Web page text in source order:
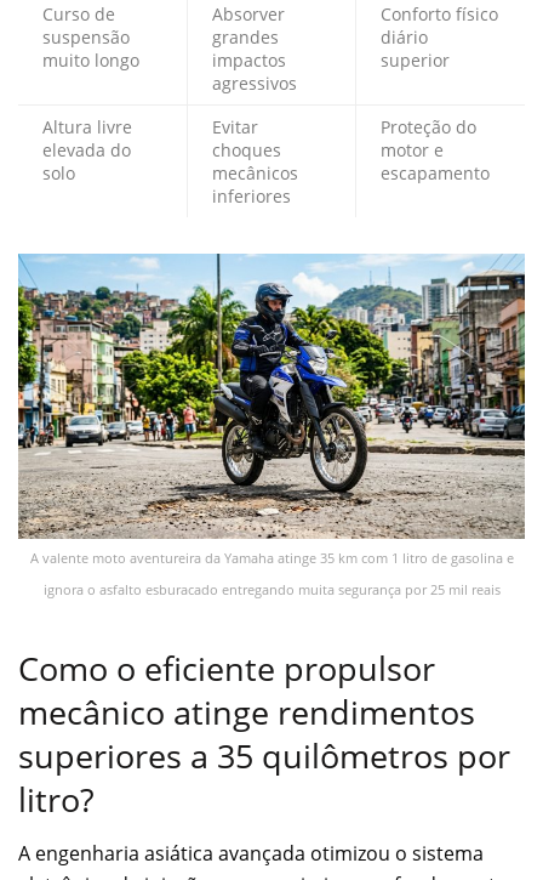
Curso de
suspensão
muito longo
Absorver
grandes
impactos
agressivos
Conforto físico
diário
superior
Altura livre
elevada do
solo
Evitar
choques
mecânicos
inferiores
Proteção do
motor e
escapamento
A valente moto aventureira da Yamaha atinge 35 km com 1 litro de gasolina e
ignora o asfalto esburacado entregando muita segurança por 25 mil reais
Como o eficiente propulsor
mecânico atinge rendimentos
superiores a 35 quilômetros por
litro?
A engenharia asiática avançada otimizou o sistema